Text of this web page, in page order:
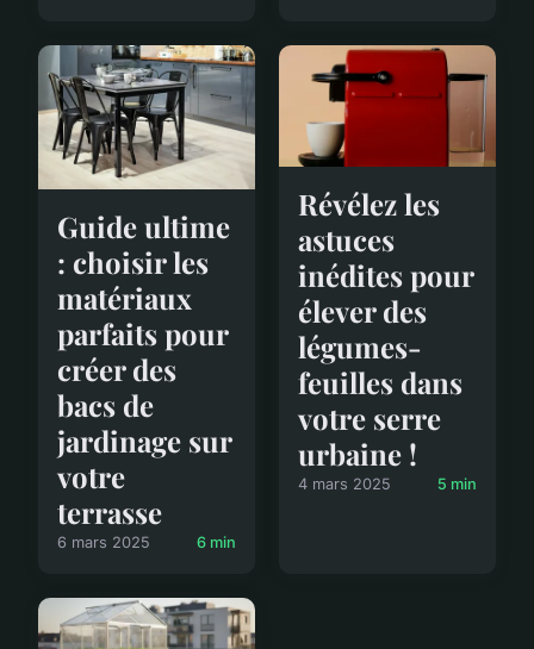
Guide ultime
: choisir les
matériaux
parfaits pour
créer des
bacs de
jardinage sur
votre
terrasse
6 mars 2025 6 min
Révélez les
astuces
inédites pour
élever des
légumes-
feuilles dans
votre serre
urbaine !
4 mars 2025 5 min